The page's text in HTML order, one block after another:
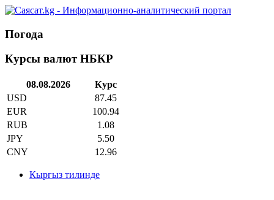
Погода
Курсы валют НБКР
08.08.2026
Курс
USD
87.45
EUR
100.94
RUB
1.08
JPY
5.50
CNY
12.96
Кыргыз тилинде